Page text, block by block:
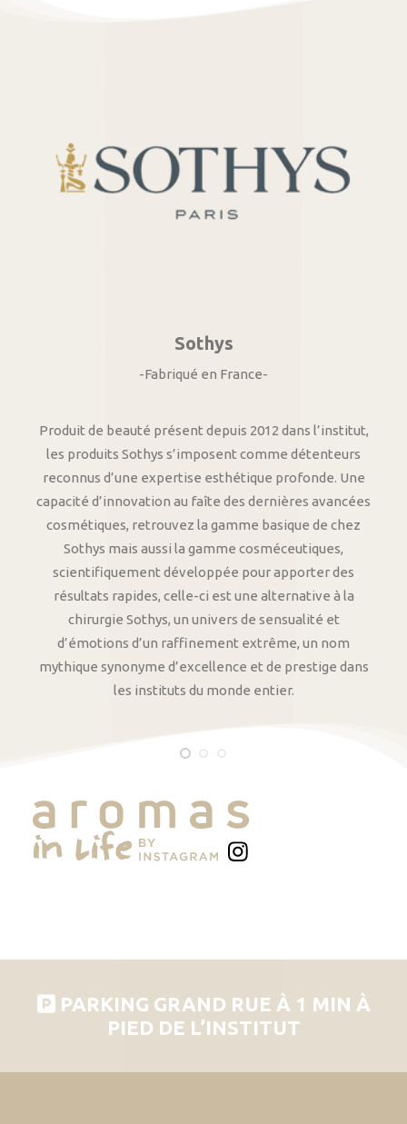
Sothys
-Fabriqué en France-
Produit de beauté présent depuis 2012 dans l’institut,
les produits Sothys s’imposent comme détenteurs
reconnus d’une expertise esthétique profonde. Une
capacité d’innovation au faîte des dernières avancées
cosmétiques, retrouvez la gamme basique de chez
Sothys mais aussi la gamme cosméceutiques,
scientifiquement développée pour apporter des
résultats rapides, celle-ci est une alternative à la
chirurgie Sothys, un univers de sensualité et
d’émotions d’un raffinement extrême, un nom
mythique synonyme d’excellence et de prestige dans
les instituts du monde entier.
PARKING GRAND RUE À 1 MIN À
PIED DE L’INSTITUT